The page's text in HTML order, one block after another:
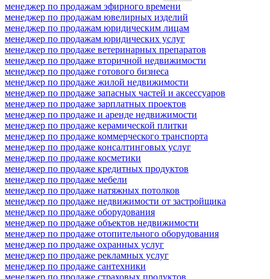
менеджер по продажам эфирного времени
менеджер по продажам ювелирных изделий
менеджер по продажам юридическим лицам
менеджер по продажам юридических услуг
менеджер по продаже ветеринарных препаратов
менеджер по продаже вторичной недвижимости
менеджер по продаже готового бизнеса
менеджер по продаже жилой недвижимости
менеджер по продаже запасных частей и аксессуаров
менеджер по продаже зарплатных проектов
менеджер по продаже и аренде недвижимости
менеджер по продаже керамической плитки
менеджер по продаже коммерческого транспорта
менеджер по продаже консалтинговых услуг
менеджер по продаже косметики
менеджер по продаже кредитных продуктов
менеджер по продаже мебели
менеджер по продаже натяжных потолков
менеджер по продаже недвижимости от застройщика
менеджер по продаже оборудования
менеджер по продаже объектов недвижимости
менеджер по продаже отопительного оборудования
менеджер по продаже охранных услуг
менеджер по продаже рекламных услуг
менеджер по продаже сантехники
менеджер по продаже страховых продуктов